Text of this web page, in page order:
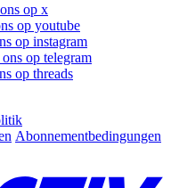
op x
op youtube
op instagram
op telegram
op threads
Abonnementbedingungen